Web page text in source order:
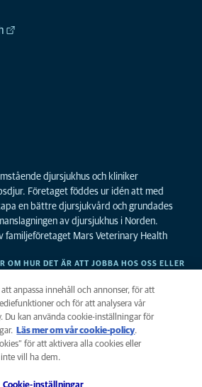
djursjukhus och kliniker
Företaget föddes ur idén att med
en bättre djursjukvård och grundades
av djursjukhus i Norden.
familjeföretaget Mars Veterinary Health
OM HUR DET ÄR ATT JOBBA HOS OSS ELLER
anpassa innehåll och annonser, för att
och för att analysera vår
Du kan använda cookie-inställningar för
Läs mer om vår cookie-policy(opens in a
new tab)
.
för att aktivera alla cookies eller
inte vill ha dem.